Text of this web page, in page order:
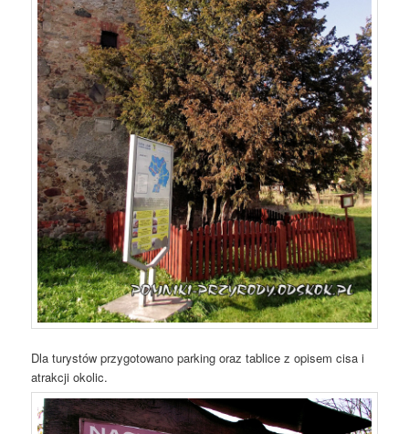
Dla turystów przygotowano parking oraz tablice z opisem cisa i
atrakcji okolic.